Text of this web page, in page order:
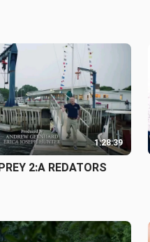
1:28:39
2:A REDATORS